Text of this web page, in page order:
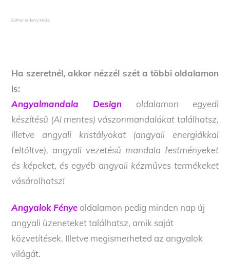
Esther és Jerry Hicks
Ha szeretnél, akkor nézzél szét a többi oldalamon
is:
Angyalmandala Design oldalamon egyedi
készítésű (AI mentes) vászonmandalákat találhatsz,
illetve angyali kristályokat (angyali energiákkal
feltöltve), angyali vezetésű mandala festményeket
és képeket, és egyéb angyali kézműves termékeket
vásárolhatsz!
Angyalok Fénye oldalamon pedig minden nap új
angyali üzeneteket találhatsz, amik saját
közvetítések. Illetve megismerheted az angyalok
világát.